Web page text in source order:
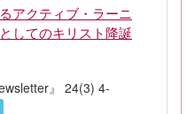
アクティブ・ラーニ
してのキリスト降誕
』 24(3) 4-